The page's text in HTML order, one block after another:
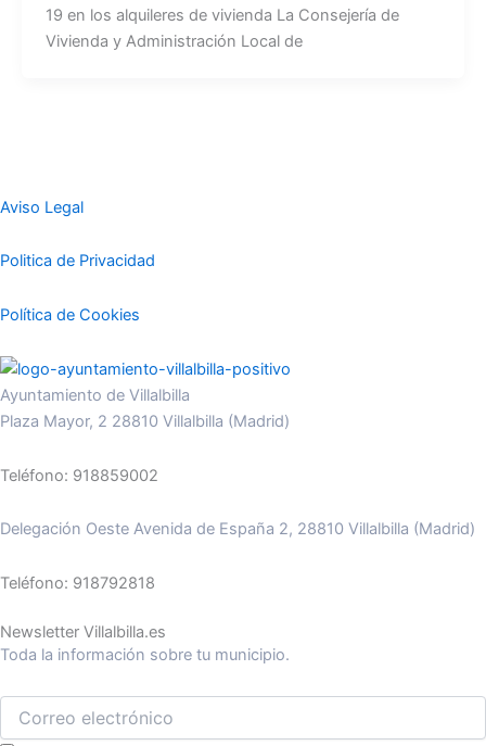
19 en los alquileres de vivienda La Consejería de
Vivienda y Administración Local de
Aviso Legal
Politica de Privacidad
Política de Cookies
Ayuntamiento de Villalbilla
Plaza Mayor, 2 28810 Villalbilla (Madrid)
Teléfono: 918859002
Delegación Oeste Avenida de España 2, 28810 Villalbilla (Madrid)
Teléfono: 918792818
Newsletter Villalbilla.es
Toda la información sobre tu municipio.